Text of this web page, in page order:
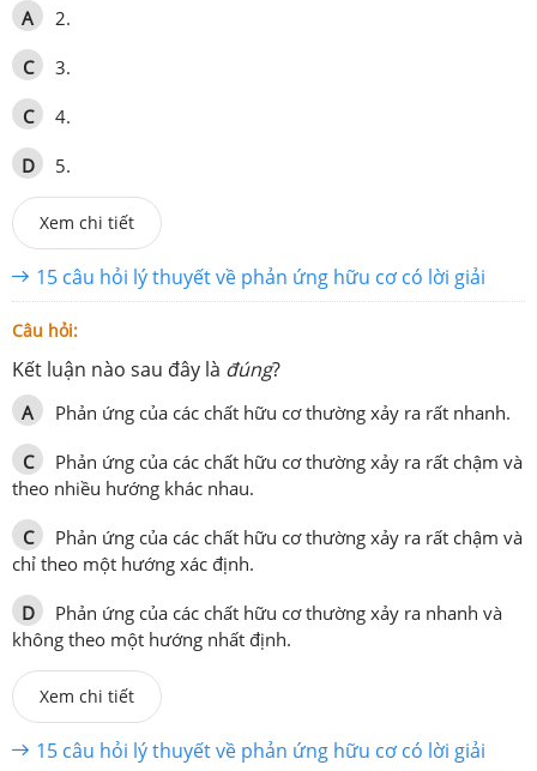
A 2.
C 3.
C 4.
D 5.
Xem chi tiết
15 câu hỏi lý thuyết về phản ứng hữu cơ có lời giải
Câu hỏi:
Kết luận nào sau đây là đúng?
A Phản ứng của các chất hữu cơ thường xảy ra rất nhanh.
C
Phản ứng của các chất hữu cơ thường xảy ra rất chậm và
theo nhiều hướng khác nhau.
C
Phản ứng của các chất hữu cơ thường xảy ra rất chậm và
chỉ theo một hướng xác định.
D
Phản ứng của các chất hữu cơ thường xảy ra nhanh và
không theo một hướng nhất định.
Xem chi tiết
15 câu hỏi lý thuyết về phản ứng hữu cơ có lời giải